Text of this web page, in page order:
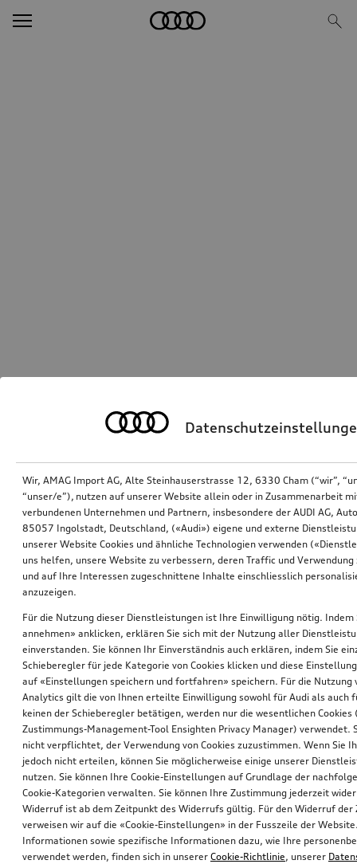
Wir, AMAG Import AG, Alte Steinhauserstrasse 12, 6330 Cham (“wir”,
“unser/e”), nutzen auf unserer Website allein oder in Zusammenarbeit
verbundenen Unternehmen und Partnern, insbesondere der AUDI AG,
85057 Ingolstadt, Deutschland, («Audi») eigene und externe
unserer Website Cookies und ähnliche Technologien verwenden
uns helfen, unsere Website zu verbessern, deren Traffic und Verwendung
und auf Ihre Interessen zugeschnittene Inhalte einschliesslich
anzuzeigen.
Für die Nutzung dieser Dienstleistungen ist Ihre Einwilligung nötig. Indem
annehmen» anklicken, erklären Sie sich mit der Nutzung aller
einverstanden. Sie können Ihr Einverständnis auch erklären, indem Sie
Schieberegler für jede Kategorie von Cookies klicken und diese
auf «Einstellungen speichern und fortfahren» speichern. Für die Nutzung
Analytics gilt die von Ihnen erteilte Einwilligung sowohl für Audi als auch
keinen der Schieberegler betätigen, werden nur die wesentlichen Cookies
Zustimmungs-Management-Tool Ensighten Privacy Manager) verwendet.
nicht verpflichtet, der Verwendung von Cookies zuzustimmen. Wenn Sie
jedoch nicht erteilen, können Sie möglicherweise einige unserer
nutzen. Sie können Ihre Cookie-Einstellungen auf Grundlage der
Cookie-Kategorien verwalten. Sie können Ihre Zustimmung jederzeit
Widerruf ist ab dem Zeitpunkt des Widerrufs gültig. Für den Widerruf der
verweisen wir auf die «Cookie-Einstellungen» in der Fusszeile der
Informationen sowie spezifische Informationen dazu, wie Ihre
verwendet werden, finden sich in unserer Cookie-Richtlinie, unserer